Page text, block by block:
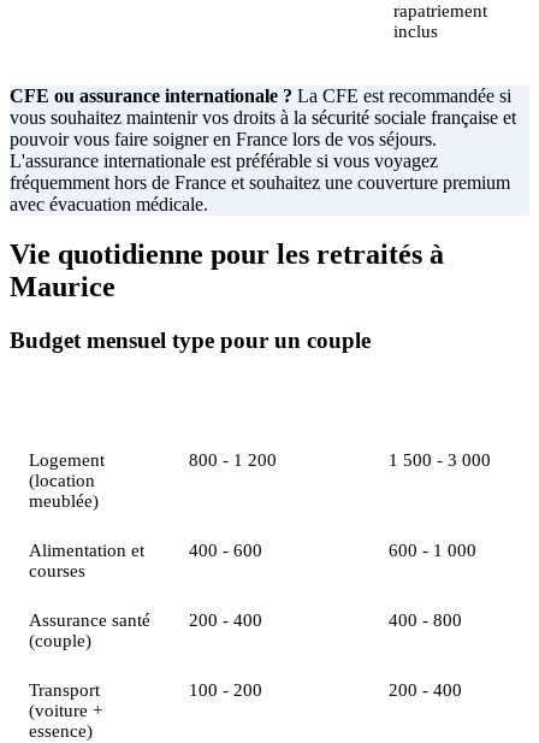
rapatriement
inclus
CFE ou assurance internationale ? La CFE est recommandée si
vous souhaitez maintenir vos droits à la sécurité sociale française et
pouvoir vous faire soigner en France lors de vos séjours.
L'assurance internationale est préférable si vous voyagez
fréquemment hors de France et souhaitez une couverture premium
avec évacuation médicale.
Vie quotidienne pour les retraités à
Maurice
Budget mensuel type pour un couple
Logement
(location
meublée)
800 - 1 200 1 500 - 3 000
Alimentation et
courses
400 - 600 600 - 1 000
Assurance santé
(couple)
200 - 400 400 - 800
Transport
(voiture +
essence)
100 - 200 200 - 400